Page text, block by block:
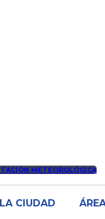
METEOROLÓGICA
LA CIUDAD